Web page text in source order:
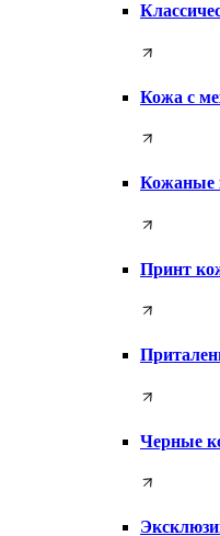
Кожа с
Кожаные
Принт
Черные